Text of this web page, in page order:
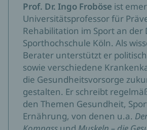
Prof. Dr. Ingo Froböse ist
Universitätsprofessor für
Rehabilitation im Sport an der
Sporthochschule Köln. Als
Berater unterstützt er
sowie verschiedene
die Gesundheitsvorsorge
gestalten. Er schreibt
den Themen Gesundheit,
Ernährung, von denen u.a.